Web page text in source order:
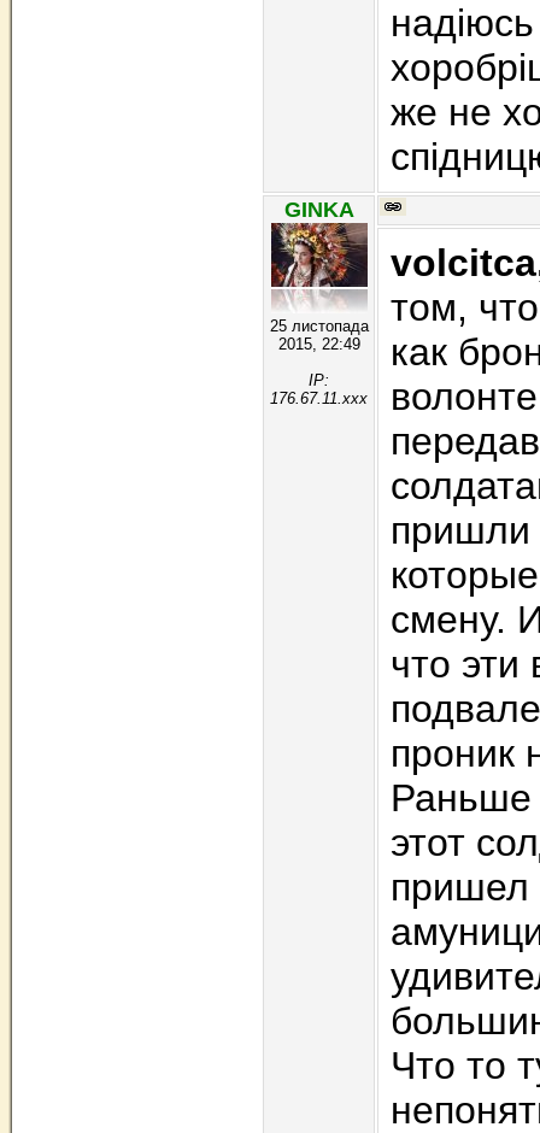
же не
GINKA
25 листопада
2015, 22:49
IP:
176.67.11.xxx
том,
как
пришли
смену.
что
проник
Раньше
этот
пришел
Что то